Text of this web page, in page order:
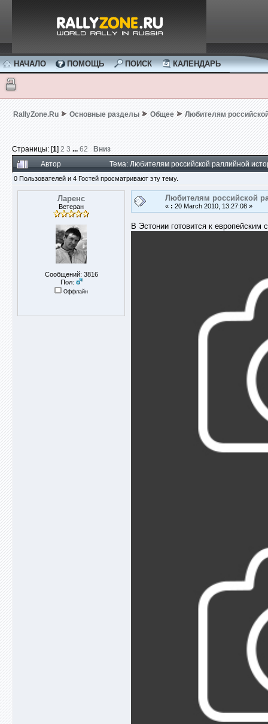
НАЧАЛО ПОМОЩЬ ПОИСК КАЛЕНДАРЬ
RallyZone.Ru Основные разделы Общее Любителям
Страницы: [1] 2 3 ... 62
Вниз
Автор
Тема: Любителям российской раллийной
0 Пользователей и 4 Гостей просматривают эту тему.
Ларенс
Ветеран
Сообщений: 3816
Пол:
Оффлайн
Любителям российской
« : 20 March 2010, 13:27:08 »
В Эстонии готовится к